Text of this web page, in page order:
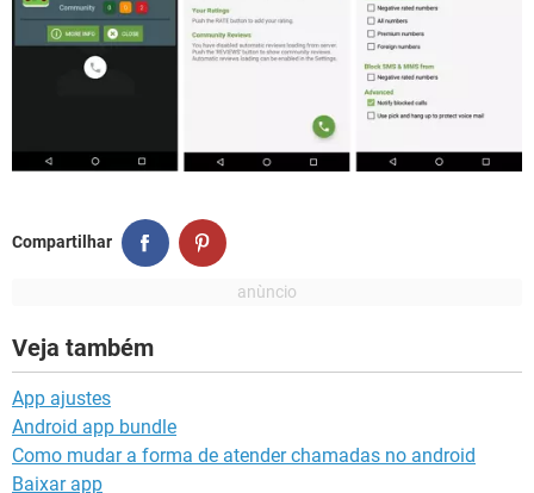
Compartilhar
Veja também
App ajustes
Android app bundle
Como mudar a forma de atender chamadas no android
Baixar app